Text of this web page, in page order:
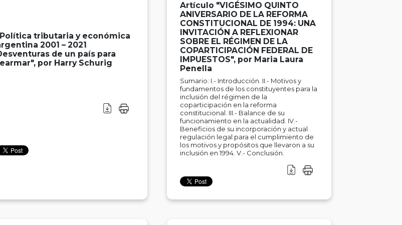
tributaria y económica
2001 – 2021
de un país para
por Harry Schurig
Artículo "VIGÉSIMO QUINTO
ANIVERSARIO DE LA REFORMA
CONSTITUCIONAL DE 1994: UNA
INVITACIÓN A REFLEXIONAR
SOBRE EL RÉGIMEN DE LA
COPARTICIPACIÓN FEDERAL DE
IMPUESTOS", por Maria Laura
Penella
Sumario: I.- Introducción. II.- Motivos y
fundamentos de los constituyentes para la
inclusión del régimen de la
coparticipación en la reforma
constitucional. III.- Balance de su
funcionamiento en la actualidad. IV.-
Beneficios de su incorporación y actual
regulación legal para el cumplimiento de
los motivos y propósitos que llevaron a su
inclusión en 1994. V.- Conclusión.